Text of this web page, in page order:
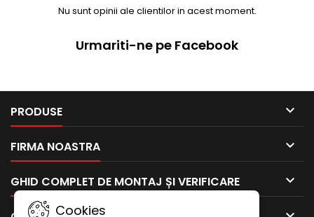
Nu sunt opinii ale clientilor in acest moment.
Urmariti-ne pe Facebook
PRODUSE 
FIRMA NOASTRA 
GHID COMPLET DE MONTAJ ȘI VERIFICARE 
Cookies